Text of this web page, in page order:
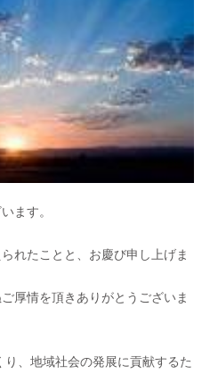
ます。
れたことと、お慶び申し上げま
厚情を頂きありがとうございま
、地域社会の発展に貢献するた